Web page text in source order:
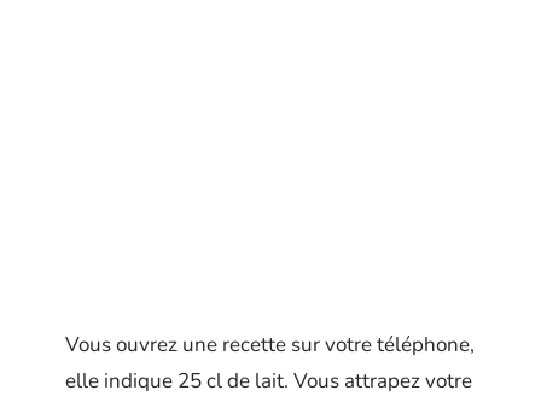
Vous ouvrez une recette sur votre téléphone,
elle indique 25 cl de lait. Vous attrapez votre